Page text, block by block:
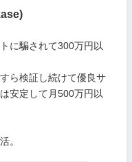
に騙されて300万円以
ら検証し続けて優良サ
安定して月500万円以
。